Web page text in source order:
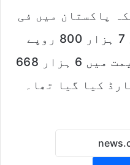
پاکستان میں فی
تولہ سونے کی قیمت میں 7 ہزار 800 روپے
اور دس گرام سونے کی قیمت میں 6 ہزار 668
کیا گیا تھا۔